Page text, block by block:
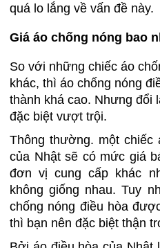
quá lo lắng về vấn đề này.
Giá áo chống nóng bao
So với những chiếc áo
khác, thì áo chống nóng
thành khá cao. Nhưng đổi
đặc biệt vượt trội.
Thông thường. một chiếc
của Nhật sẽ có mức giá
đơn vị cung cấp khác
không giống nhau. Tuy
chống nóng điều hòa
thì bạn nên đặc biệt thận